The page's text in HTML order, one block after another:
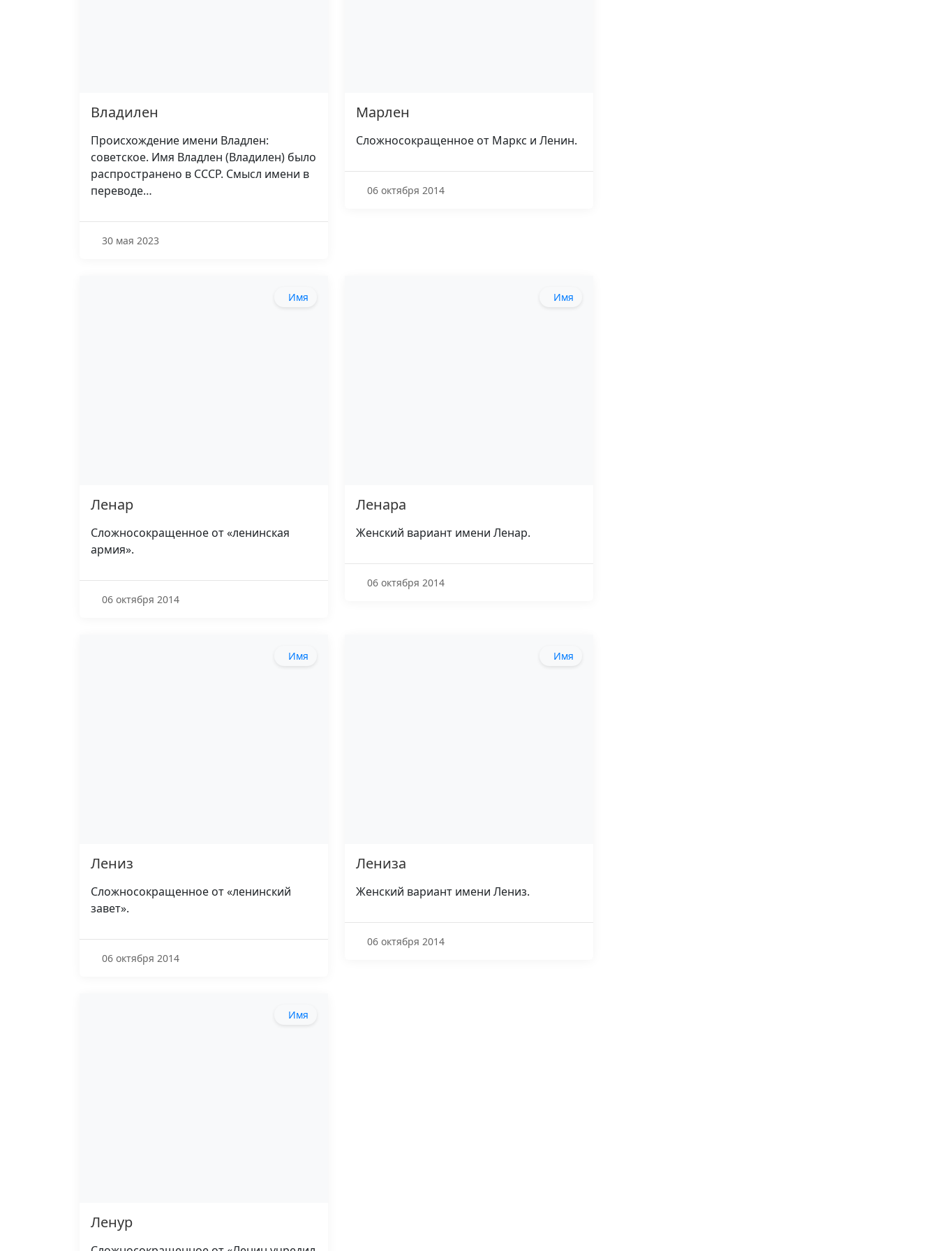
Владилен
Происхождение имени Владлен:
советское. Имя Владлен (Владилен) было
распространено в СССР. Смысл имени в
переводе…
30 мая 2023
Марлен
Сложносокращенное от Маркс и Ленин.
06 октября 2014
Имя
Ленар
Сложносокращенное от «ленинская
армия».
06 октября 2014
Имя
Ленара
Женский вариант имени Ленар.
06 октября 2014
Имя
Лениз
Сложносокращенное от «ленинский
завет».
06 октября 2014
Имя
Лениза
Женский вариант имени Лениз.
06 октября 2014
Имя
Ленур